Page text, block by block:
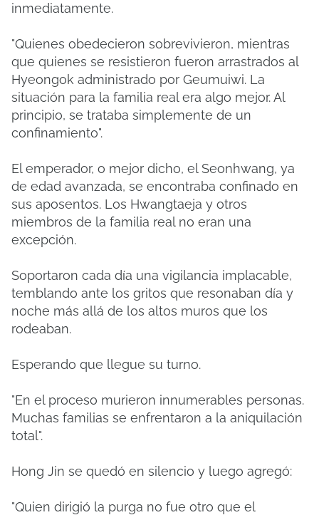
inmediatamente.
"Quienes obedecieron sobrevivieron, mientras
que quienes se resistieron fueron arrastrados al
Hyeongok administrado por Geumuiwi. La
situación para la familia real era algo mejor. Al
principio, se trataba simplemente de un
confinamiento".
El emperador, o mejor dicho, el Seonhwang, ya
de edad avanzada, se encontraba confinado en
sus aposentos. Los Hwangtaeja y otros
miembros de la familia real no eran una
excepción.
Soportaron cada día una vigilancia implacable,
temblando ante los gritos que resonaban día y
noche más allá de los altos muros que los
rodeaban.
Esperando que llegue su turno.
"En el proceso murieron innumerables personas.
Muchas familias se enfrentaron a la aniquilación
total".
Hong Jin se quedó en silencio y luego agregó:
"Quien dirigió la purga no fue otro que el